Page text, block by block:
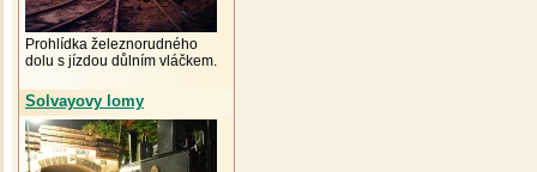
Prohlídka železnorudného
dolu s jízdou důlním vláčkem.
Solvayovy lomy